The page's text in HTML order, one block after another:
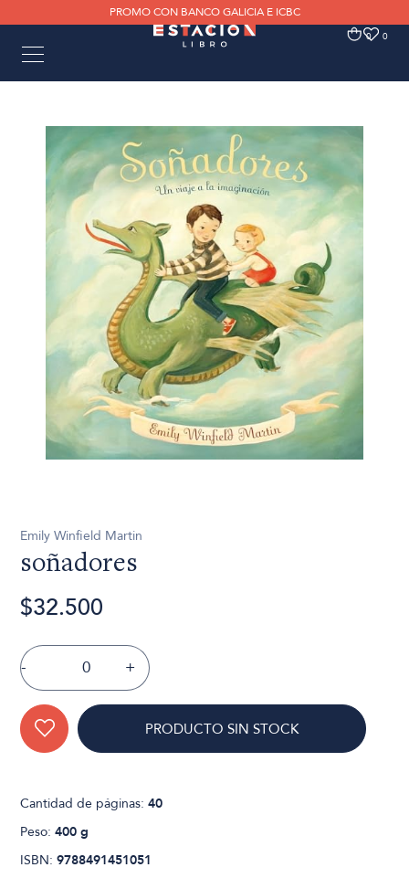
PROMO CON BANCO GALICIA E ICBC
0 0
Emily Winfield Martin
soñadores
$32.500
- +
PRODUCTO SIN STOCK
Cantidad de páginas:40
Peso:400 g
ISBN:9788491451051